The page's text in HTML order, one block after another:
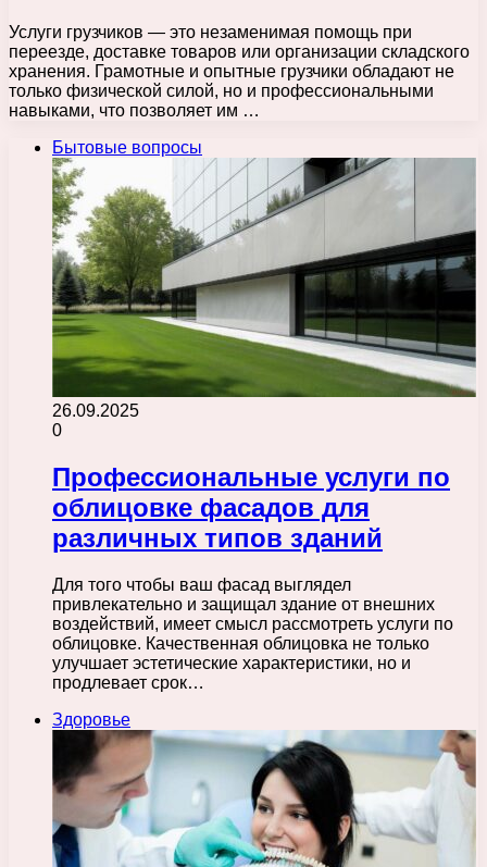
Услуги грузчиков — это незаменимая помощь при
переезде, доставке товаров или организации складского
хранения. Грамотные и опытные грузчики обладают не
только физической силой, но и профессиональными
навыками, что позволяет им …
Бытовые вопросы
26.09.2025
0
Профессиональные услуги по
облицовке фасадов для
различных типов зданий
Для того чтобы ваш фасад выглядел
привлекательно и защищал здание от внешних
воздействий, имеет смысл рассмотреть услуги по
облицовке. Качественная облицовка не только
улучшает эстетические характеристики, но и
продлевает срок…
Здоровье